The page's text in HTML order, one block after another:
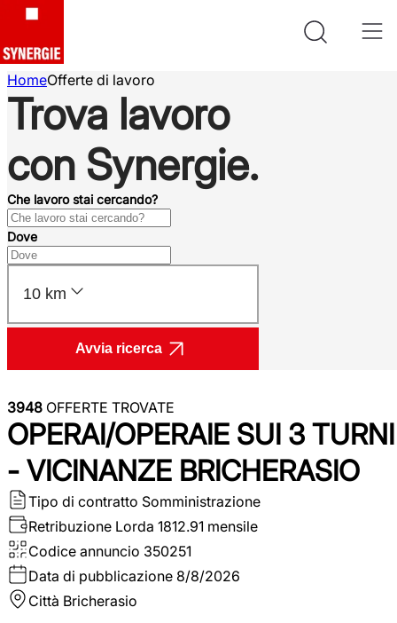
HomeOfferte di lavoro
Trova lavoro
con Synergie.
Che lavoro stai cercando?
Dove
10 km
Avvia ricerca
3948 OFFERTE TROVATE
OPERAI/OPERAIE SUI 3 TURNI
- VICINANZE BRICHERASIO
Tipo di contratto Somministrazione
Retribuzione Lorda 1812.91 mensile
Codice annuncio 350251
Data di pubblicazione 8/8/2026
Città Bricherasio